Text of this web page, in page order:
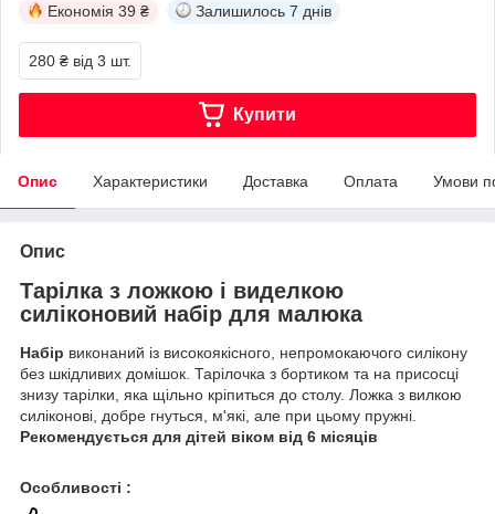
Економія 39 ₴ Залишилось 7 днів
280 ₴ від 3 шт.
Купити
Опис Характеристики Доставка Оплата Умови
Опис
Тарілка з ложкою і виделкою
силіконовий набір для малюка
Набір виконаний із високоякісного, непромокаючого силікону
без шкідливих домішок. Тарілочка з бортиком та на присосці
знизу тарілки, яка щільно кріпиться до столу. Ложка з вилкою
силіконові, добре гнуться, м'які, але при цьому пружні.
Рекомендується для дітей віком від 6 місяців
Особливості :